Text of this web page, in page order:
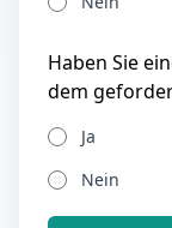
Haben Sie
dem
Ja
Nein